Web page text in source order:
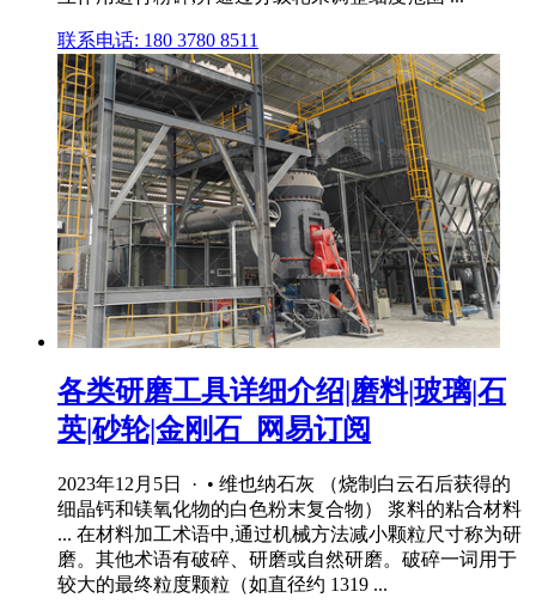
联系电话: 180 3780 8511
各类研磨工具详细介绍|磨料|玻璃|石
英|砂轮|金刚石_网易订阅
2023年12月5日 · • 维也纳石灰 （烧制白云石后获得的
细晶钙和镁氧化物的白色粉末复合物） 浆料的粘合材料
... 在材料加工术语中,通过机械方法减小颗粒尺寸称为研
磨。其他术语有破碎、研磨或自然研磨。破碎一词用于
较大的最终粒度颗粒（如直径约 1319 ...